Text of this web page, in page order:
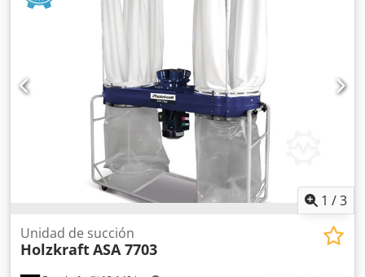
1 /3
Unidad de succión
HolzkraftASA 7703